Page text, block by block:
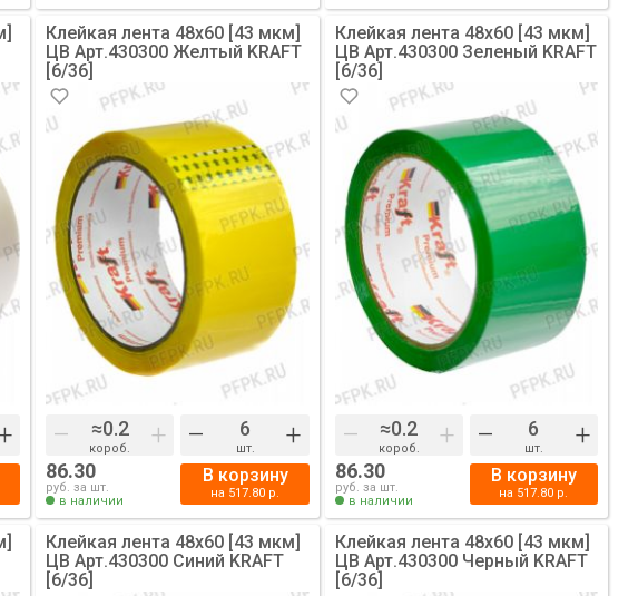
Клейкая лента 48х60 [43 мкм]
ЦВ Арт.430300 Желтый KRAFT
[6/36]
– короб. + – шт. +
86.30
руб. за шт.
в наличии
В корзину
на 517.80 р.
Клейкая лента 48х60 [43 мкм]
ЦВ Арт.430300 Зеленый KRAFT
[6/36]
– короб. + – шт. +
86.30
руб. за шт.
в наличии
В корзину
на 517.80 р.
Клейкая лента 48х60 [43 мкм]
ЦВ Арт.430300 Синий KRAFT
[6/36]
Клейкая лента 48х60 [43 мкм]
ЦВ Арт.430300 Черный KRAFT
[6/36]